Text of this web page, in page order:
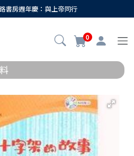
書房週年慶：與上帝同行
0